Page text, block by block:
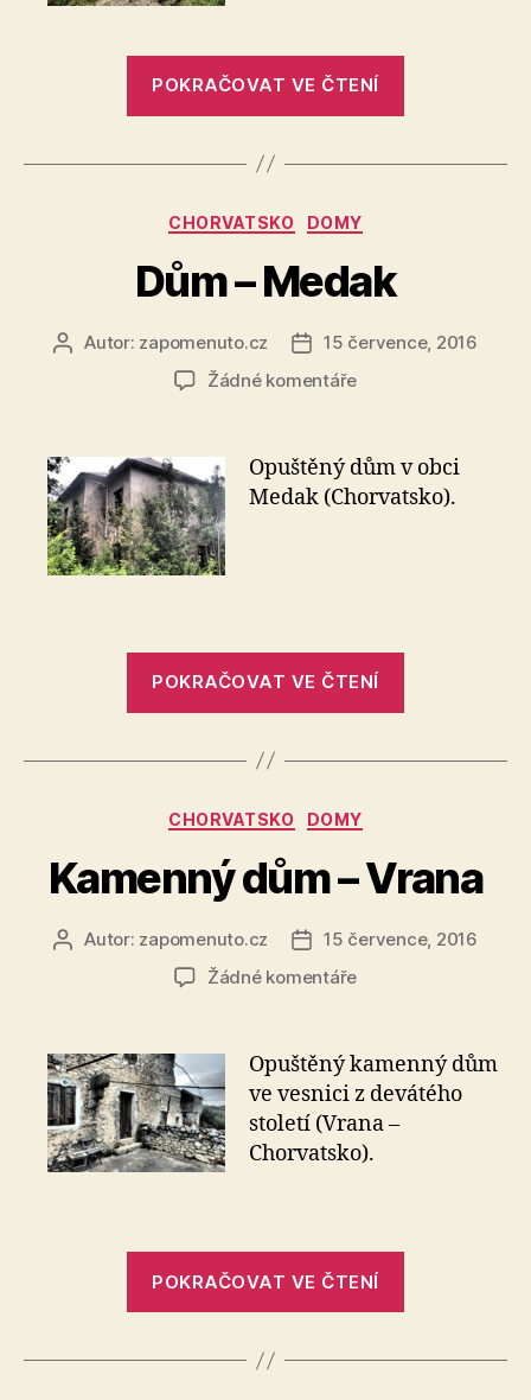
POKRAČOVAT VE ČTENÍ
Madžarevo“
Rubriky
CHORVATSKO DOMY
Dům – Medak
AutorAutor: zapomenuto.cz
Datum
příspěvku
15 července, 2016
Žádné komentářeu
názvem
–
Opuštěný dům v obci
Medak (Chorvatsko).
POKRAČOVAT VE ČTENÍ
Rubriky
CHORVATSKO DOMY
Kamenný dům – Vrana
AutorAutor: zapomenuto.cz
Datum
příspěvku
15 července, 2016
Žádné komentářeu
názvem
Kamenný
dům
–
Vrana
Opuštěný kamenný dům
ve vesnici z devátého
století (Vrana –
Chorvatsko).
POKRAČOVAT VE ČTENÍ
Vrana“